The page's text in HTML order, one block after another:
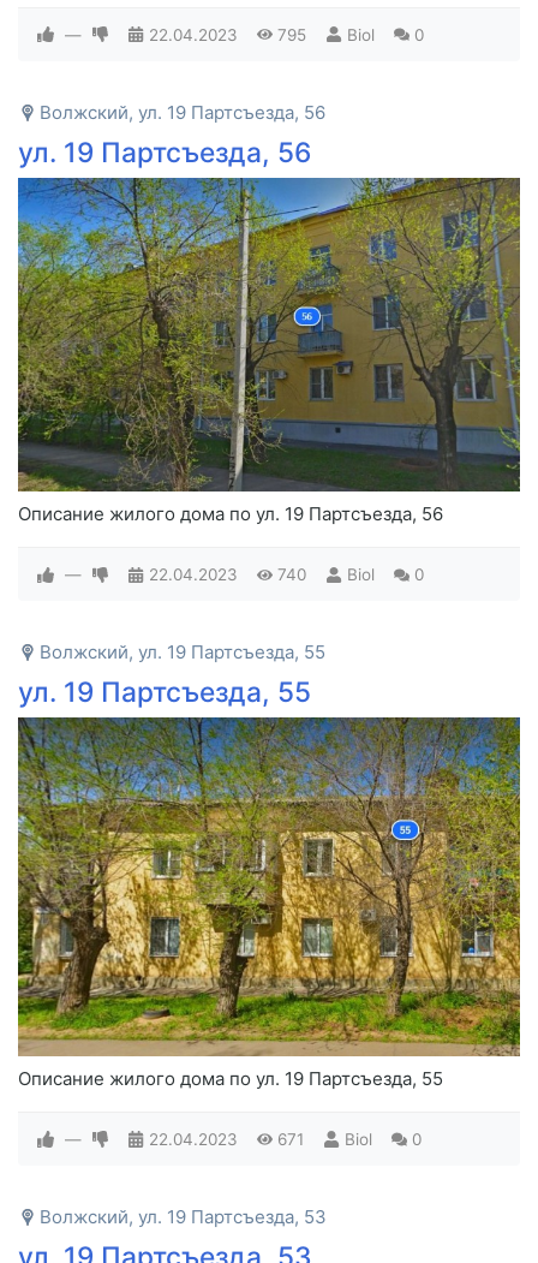
— 22.04.2023 795 Biol 0
Волжский, ул. 19 Партсъезда, 56
ул. 19 Партсъезда, 56
Описание жилого дома по ул. 19 Партсъезда, 56
— 22.04.2023 740 Biol 0
Волжский, ул. 19 Партсъезда, 55
ул. 19 Партсъезда, 55
Описание жилого дома по ул. 19 Партсъезда, 55
— 22.04.2023 671 Biol 0
Волжский, ул. 19 Партсъезда, 53
ул. 19 Партсъезда, 53